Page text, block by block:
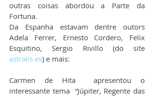
outras coisas abordou a Parte da
Fortuna.
Da Espanha estavam dentre outors
Adela Ferrer, Ernesto Cordero, Felix
astralis.es) e mais:
Carmen de Hita  apresentou o
interessante tema  “Júpiter, Regente das